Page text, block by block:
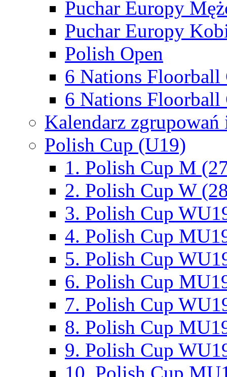
Puchar Europy
Puchar Europy
Polish Open
6 Nations Floorball
6 Nations Floorball
Kalendarz
Polish Cup (U19)
1. Polish Cup M
2. Polish Cup W
3. Polish Cup
4. Polish Cup
5. Polish Cup
6. Polish Cup
7. Polish Cup
8. Polish Cup
9. Polish Cup
10. Polish Cup